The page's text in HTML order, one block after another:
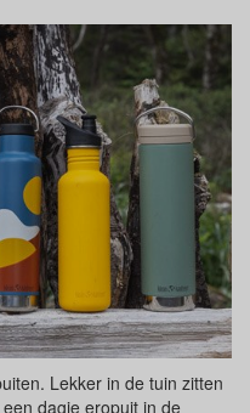
Lekker in de tuin zitten
dagje eropuit in de